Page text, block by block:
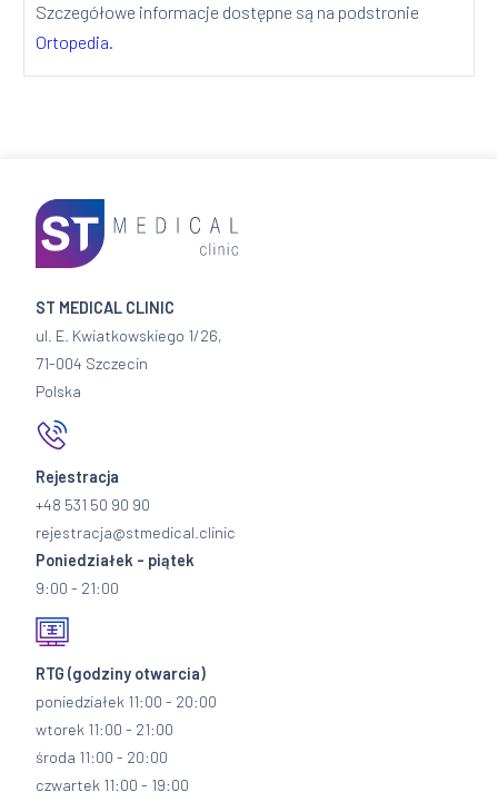
Szczegółowe informacje dostępne są na podstronie
Ortopedia.
ST MEDICAL CLINIC
ul. E. Kwiatkowskiego 1/26,
71-004 Szczecin
Polska
Rejestracja
+48 531 50 90 90
rejestracja@stmedical.clinic
Poniedziałek - piątek
9:00 - 21:00
RTG (godziny otwarcia)
poniedziałek 11:00 - 20:00
wtorek 11:00 - 21:00
środa 11:00 - 20:00
czwartek 11:00 - 19:00